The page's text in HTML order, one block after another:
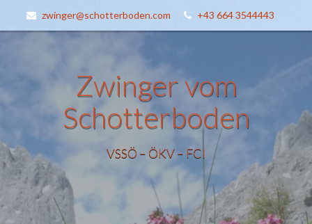
zwinger@schotterboden.com +43 664 3544443
Zwinger vom
Schotterboden
VSSÖ – ÖKV – FCI